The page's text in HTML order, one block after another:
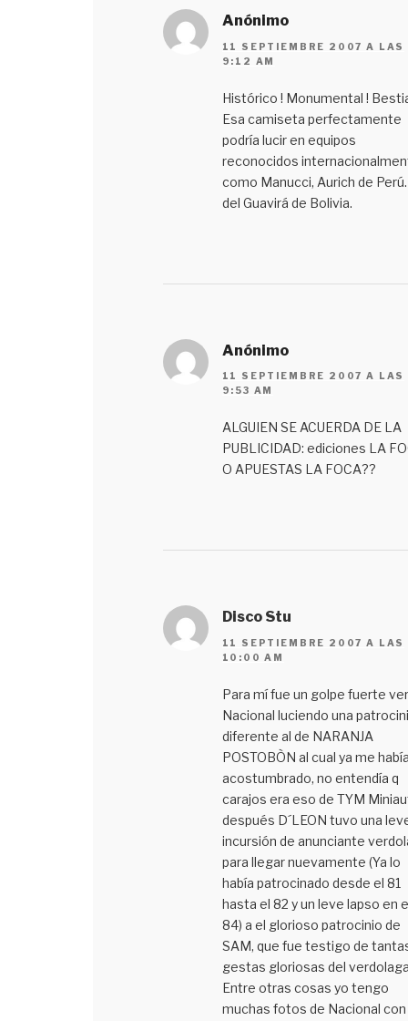
Anónimo
11 SEPTIEMBRE 2007 A LAS
9:12 AM
Histórico ! Monumental !
Esa camiseta perfectamente
podría lucir en equipos
reconocidos
como Manucci, Aurich de
del Guavirá de Bolivia.
Anónimo
11 SEPTIEMBRE 2007 A LAS
9:53 AM
ALGUIEN SE ACUERDA DE LA
PUBLICIDAD: ediciones LA
O APUESTAS LA FOCA??
Disco Stu
11 SEPTIEMBRE 2007 A LAS
10:00 AM
Para mí fue un golpe fuerte
Nacional luciendo una
diferente al de NARANJA
POSTOBÒN al cual ya me
acostumbrado, no entendía q
carajos era eso de TYM
después D´LEON tuvo una
incursión de anunciante
para llegar nuevamente (Ya lo
había patrocinado desde el 81
hasta el 82 y un leve lapso en
84) a el glorioso patrocinio de
SAM, que fue testigo de
gestas gloriosas del
Entre otras cosas yo tengo
muchas fotos de Nacional con